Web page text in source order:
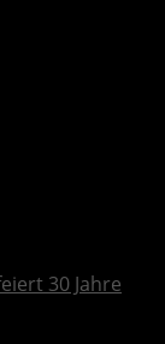
30 Jahre